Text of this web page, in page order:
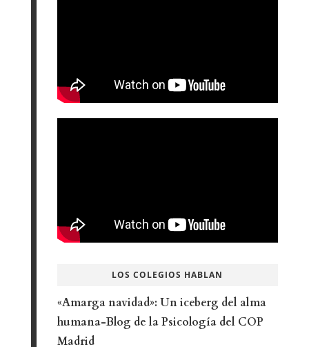
LOS COLEGIOS HABLAN
«Amarga navidad»: Un iceberg del alma
humana-Blog de la Psicología del COP
Madrid